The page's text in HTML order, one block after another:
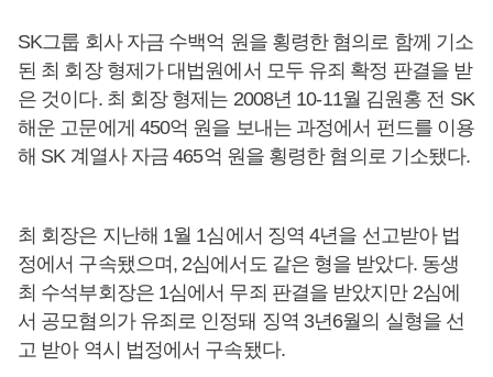
SK그룹 회사 자금 수백억 원을 횡령한 혐의로 함께 기소
된 최 회장 형제가 대법원에서 모두 유죄 확정 판결을 받
은 것이다. 최 회장 형제는 2008년 10-11월 김원홍 전 SK
해운 고문에게 450억 원을 보내는 과정에서 펀드를 이용
해 SK 계열사 자금 465억 원을 횡령한 혐의로 기소됐다.
최 회장은 지난해 1월 1심에서 징역 4년을 선고받아 법
정에서 구속됐으며, 2심에서도 같은 형을 받았다. 동생
최 수석부회장은 1심에서 무죄 판결을 받았지만 2심에
서 공모혐의가 유죄로 인정돼 징역 3년6월의 실형을 선
고 받아 역시 법정에서 구속됐다.